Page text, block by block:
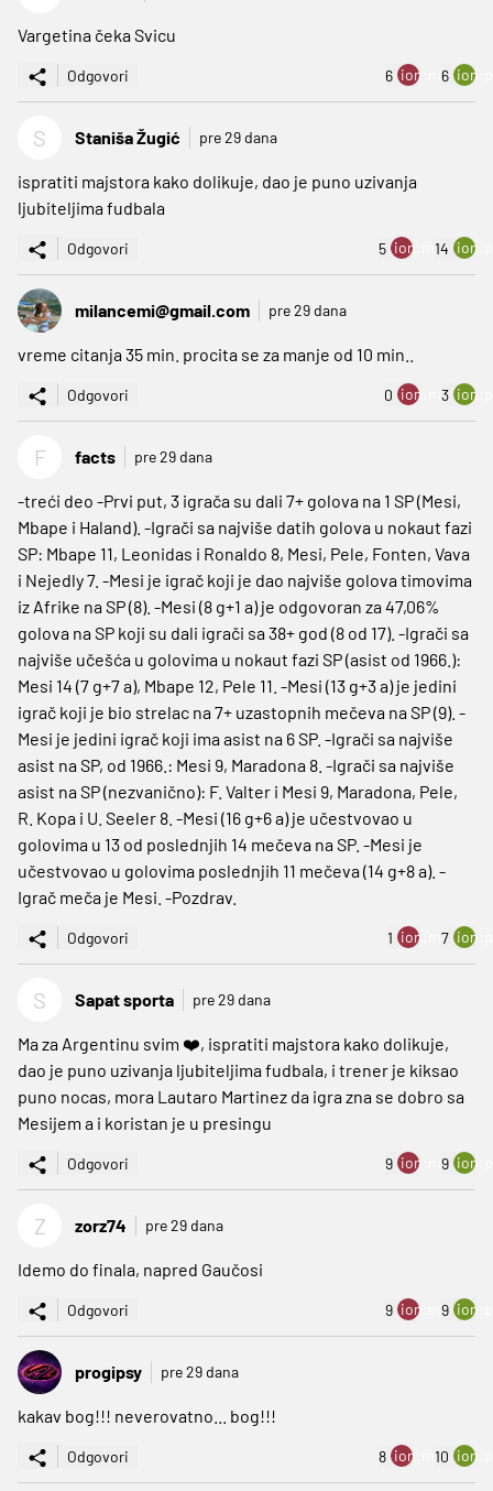
Vargetina čeka Svicu
Odgovori 6 ion:minus
6
S Staniša Žugić pre 29 dana
ispratiti majstora kako dolikuje, dao je puno uzivanja
ljubiteljima fudbala
Odgovori 5 ion:minus
14
milancemi@gmail.com pre 29 dana
vreme citanja 35 min. procita se za manje od 10 min..
Odgovori 0 ion:minus
3
F facts pre 29 dana
-treći deo -Prvi put, 3 igrača su dali 7+ golova na 1 SP (Mesi,
Mbape i Haland). -Igrači sa najviše datih golova u nokaut fazi
SP: Mbape 11, Leonidas i Ronaldo 8, Mesi, Pele, Fonten, Vava
i Nejedly 7. -Mesi je igrač koji je dao najviše golova timovima
iz Afrike na SP (8). -Mesi (8 g+1 a) je odgovoran za 47,06%
golova na SP koji su dali igrači sa 38+ god (8 od 17). -Igrači sa
najviše učešća u golovima u nokaut fazi SP (asist od 1966.):
Mesi 14 (7 g+7 a), Mbape 12, Pele 11. -Mesi (13 g+3 a) je jedini
igrač koji je bio strelac na 7+ uzastopnih mečeva na SP (9). -
Mesi je jedini igrač koji ima asist na 6 SP. -Igrači sa najviše
asist na SP, od 1966.: Mesi 9, Maradona 8. -Igrači sa najviše
asist na SP (nezvanično): F. Valter i Mesi 9, Maradona, Pele,
R. Kopa i U. Seeler 8. -Mesi (16 g+6 a) je učestvovao u
golovima u 13 od poslednjih 14 mečeva na SP. -Mesi je
učestvovao u golovima poslednjih 11 mečeva (14 g+8 a). -
Igrač meča je Mesi. -Pozdrav.
Odgovori 1 ion:minus
7
S Sapat sporta pre 29 dana
Ma za Argentinu svim ❤️, ispratiti majstora kako dolikuje,
dao je puno uzivanja ljubiteljima fudbala, i trener je kiksao
puno nocas, mora Lautaro Martinez da igra zna se dobro sa
Mesijem a i koristan je u presingu
Odgovori 9 ion:minus
9
Z zorz74 pre 29 dana
Idemo do finala, napred Gaučosi
Odgovori 9 ion:minus
9
progipsy pre 29 dana
kakav bog!!! neverovatno... bog!!!
Odgovori 8 ion:minus
10